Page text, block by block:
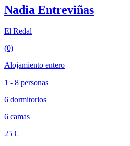
Nadia Entreviñas
El Redal
(0)
Alojamiento entero
1 - 8 personas
6 dormitorios
6 camas
25 €